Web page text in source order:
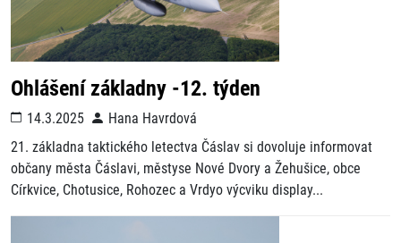
Ohlášení základny -12. týden
14.3.2025
Hana Havrdová
21. základna taktického letectva Čáslav si dovoluje informovat
občany města Čáslavi, městyse Nové Dvory a Žehušice, obce
Církvice, Chotusice, Rohozec a Vrdyo výcviku display...